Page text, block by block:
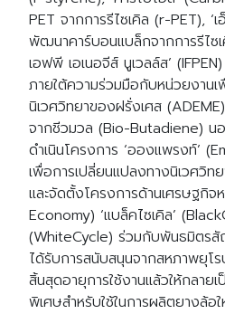
PET จากการรีไซเคิล (r-PET), ‘เ
พัฒนาคาร์บอนแบล็กจากการรีไซ
เอฟพี เอเนอจีส์ นูเวลล์ส’
ภายใต้ความร่วมมือกับหน่วยงาน
นิเวศวิทยาของฝรั่งเศส
จากชีวมวล (Bio-Butadiene) น
ดำเนินโครงการ ‘อองแพรงท์’
เพื่อการเปลี่ยนแปลงทางนิเวศวิท
และจัดตั้งโครงการด้านเศรษฐกิจ
Economy) ‘แบล็คไซเคิล’
(WhiteCycle) ร่วมกับพันธมิตร
ได้รับการสนับสนุนจากสหภาพยุโ
สิ้นสุดอายุการใช้งานแล้วให้กลา
พิเศษสำหรับใช้ในการผลิตยางล้อ